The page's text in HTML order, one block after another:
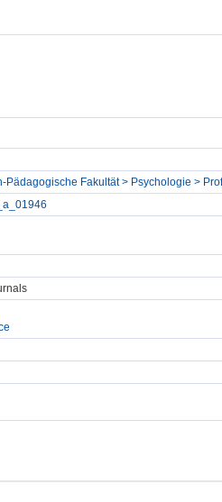
Pädagogische Fakultät > Psychologie >